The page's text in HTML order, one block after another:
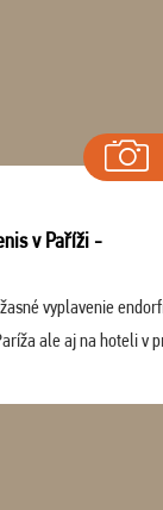
v Paříži -
vyplavenie
ale aj na hoteli v
repete budúci